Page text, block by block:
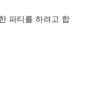
파티를 하려고 합